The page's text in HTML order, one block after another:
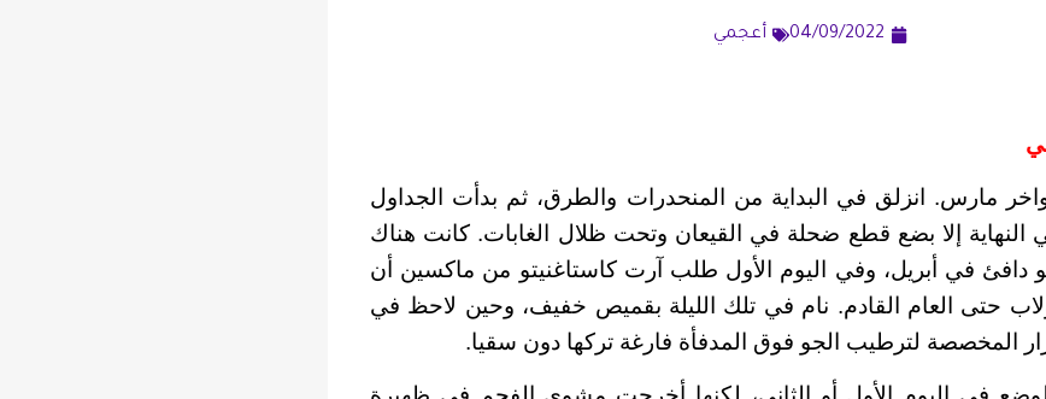
04/09/2022 أعجمي
مارس. انزلق في البداية من المنحدرات والطرق، ثم بدأت الجداول
النهاية إلا بضع قطع ضحلة في القيعان وتحت ظلال الغابات. كانت هناك
دافئ في أبريل، وفي اليوم الأول طلب آرت كاستاغنيتو من ماكسين أن
حتى العام القادم. نام في تلك الليلة بقميص خفيف، وحين لاحظ في
المخصصة لترطيب الجو فوق المدفأة فارغة تركها دون سقيا.